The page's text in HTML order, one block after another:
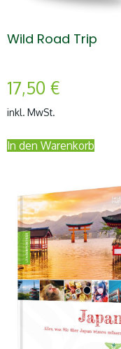
Wild Road Trip
17,50 €
inkl. MwSt.
In den Warenkorb